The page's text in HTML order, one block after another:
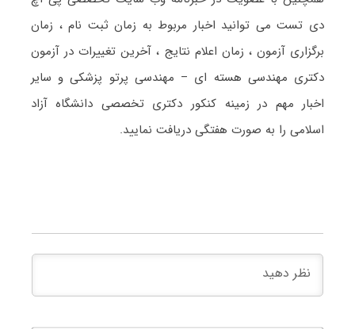
دی تست می توانید اخبار مربوط به زمان ثبت نام ، زمان
برگزاری آزمون ، زمان اعلام نتایج ، آخرین تغییرات در آزمون
دکتری مهندسی هسته ای – مهندسی پرتو پزشکی و سایر
اخبار مهم در زمینه کنکور دکتری تخصصی دانشگاه آزاد
اسلامی را به صورت هفتگی دریافت نمایید.